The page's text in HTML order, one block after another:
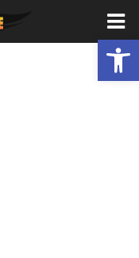
פתח סרגל נגישות